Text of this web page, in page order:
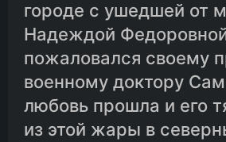
09.Глава девятая
10.Глава десятая
11.Глава одиннадцатая
городе с ушедшей от
Надеждой
пожаловался своему
военному доктору
любовь прошла и его
из этой жары в